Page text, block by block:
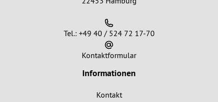
Tel.: +49 40 / 524 72 17-70
Kontaktformular
Informationen
Kontakt